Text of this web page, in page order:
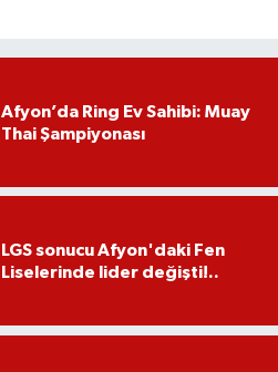
Afyon’da Ring Ev Sahibi: Muay
Thai Şampiyonası
LGS sonucu Afyon'daki Fen
Liselerinde lider değişti!..